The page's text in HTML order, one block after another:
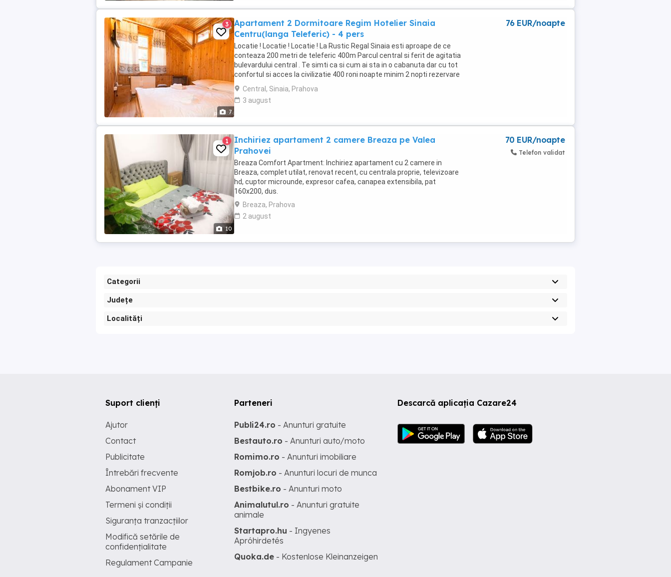
7
3
Apartament 2 Dormitoare Regim Hotelier Sinaia
Centru(langa Teleferic) - 4 pers
Locatie ! Locatie ! Locatie ! La Rustic Regal Sinaia esti aproape de ce
conteaza 200 metri de teleferic 400m Parcul central si ferit de agitatia
bulevardului central . Te simti ca si cum ai sta in o cabanuta dar cu tot
confortul si acces la civilizatie 400 roni noapte minim 2 nopti rezervare
si plata ...
Central, Sinaia, Prahova
3 august
76 EUR/noapte
10
1
Inchiriez apartament 2 camere Breaza pe Valea
Prahovei
Breaza Comfort Apartment: Inchiriez apartament cu 2 camere in
Breaza, complet utilat, renovat recent, cu centrala proprie, televizoare
hd, cuptor microunde, expresor cafea, canapea extensibila, pat
160x200, dus.
Breaza, Prahova
2 august
70 EUR/noapte
Telefon validat
Categorii
Județe
Localități
Descarcă aplicația Cazare24
Suport clienți
Ajutor
Contact
Publicitate
Întrebări frecvente
Abonament VIP
Termeni și condiții
Siguranța tranzacțiilor
Modifică setările de
confidențialitate
Regulament Campanie
Parteneri
Publi24.ro - Anunturi gratuite
Bestauto.ro - Anunturi auto/moto
Romimo.ro - Anunturi imobiliare
Romjob.ro - Anunturi locuri de munca
Bestbike.ro - Anunturi moto
Animalutul.ro - Anunturi gratuite
animale
Startapro.hu - Ingyenes
Apróhirdetés
Quoka.de - Kostenlose Kleinanzeigen